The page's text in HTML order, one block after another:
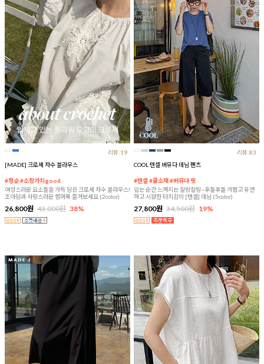
리뷰:19
[MADE] 크로셰 자수 블라우스
#청순 #소장가치good
여성스러운 요소들을 가득 담은 크로셰 자수 블라우스!
조아맘과 사랑스러운 썸머룩 즐겨보세요 (2color)
26,800원 43,000원 38%
리뷰:83
COOL 텐셀 버뮤다 데님 팬츠
#텐셀 #쿨소재 #버뮤다 핏
입는 순간 느껴지는 찰랑찰랑~후들후들 가볍고 유연
하고 시원한 터치감의 [텐셀] 데님 (5color)
27,800원 34,500원 19%